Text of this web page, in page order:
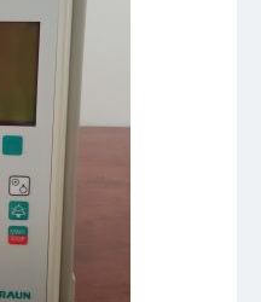
Monitorok
Shaver insufflator
Tartozékok, egyéb
Infúziós pumpák
Inkubátor
Kardiológia
Defibrillátor
Labor
Mikroszkópok